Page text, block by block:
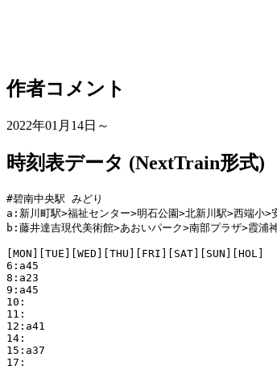
作者コメント
2022年01月14日～
時刻表データ (NextTrain形式)
#碧南中央駅 みどり
a:新川町駅>福祉センター>明石公園>北新川駅>西端小>
b:藤井達吉現代美術館>あおいパーク>南部プラザ>霞浦
[MON][TUE][WED][THU][FRI][SAT][SUN][HOL]
6:a45
8:a23
9:a45
10:
11:
12:a41
14:
15:a37
17: